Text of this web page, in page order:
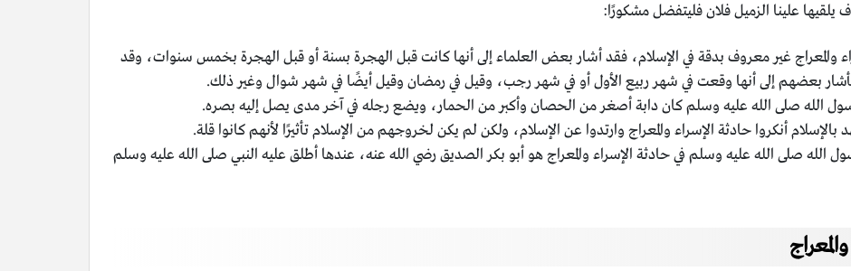
علينا الزميل فلان فليتفضل مشكورًا:
والمعراج غير معروف بدقة في الإسلام، فقد أشار بعض العلماء إلى أنها كانت قبل الهجرة بسنة أو قبل الهجرة بخمس سنوات، وقد
بعضهم إلى أنها وقعت في شهر ربيع الأول أو في شهر رجب، وقيل في رمضان وقيل أيضًا في شهر شوال وغير ذلك.
الله صلى الله عليه وسلم كان دابة أصغر من الحصان وأكبر من الحمار، ويضع رجله في آخر مدى يصل إليه بصره.
أنكروا حادثة الإسراء والمعراج وارتدوا عن الإسلام، ولكن لم يكن لخروجهم من الإسلام تأثيرًا لأنهم كانوا قلة.
صلى الله عليه وسلم في حادثة الإسراء والمعراج هو أبو بكر الصديق رضي الله عنه، عندها أطلق عليه النبي صلى الله عليه وسلم